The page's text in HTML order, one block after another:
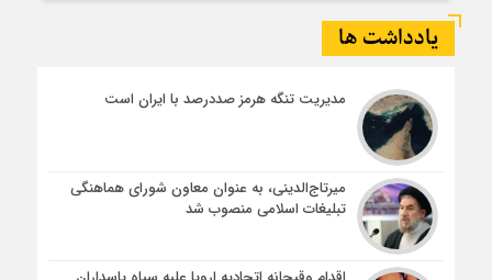
یادداشت ها
مدیریت تنگه هرمز صددرصد با ایران است
میرتاج‌الدینی، به عنوان معاون شورای هماهنگی
تبلیغات اسلامی منصوب شد